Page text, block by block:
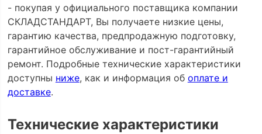
- покупая у официального поставщика компании
СКЛАДСТАНДАРТ, Вы получаете низкие цены,
гарантию качества, предпродажную подготовку,
гарантийное обслуживание и пост-гарантийный
ремонт. Подробные технические характеристики
доступны ниже, как и информация об оплате и
доставке.
Технические характеристики